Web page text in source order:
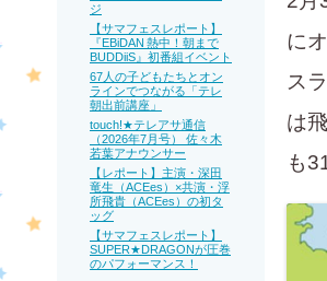
ジ
【サマフェスレポート】
『EBiDAN 熱中！朝まで
BUDDiiS』初番組イベント
67人の子どもたちとオン
ラインでつながる「テレ
朝出前講座」
touch!★テレアサ通信
（2026年7月号） 佐々木
若葉アナウンサー
【レポート】主演・深田
竜生（ACEes）×共演・浮
所飛貴（ACEes）の初タ
ッグ
【サマフェスレポート】
SUPER★DRAGONが圧巻
のパフォーマンス！
に
ス
は
も